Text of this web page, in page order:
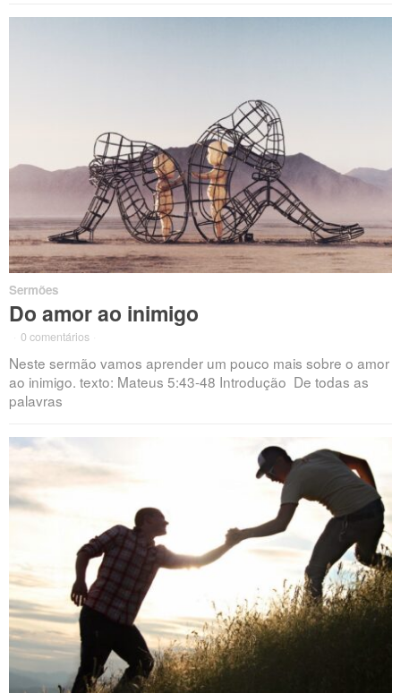
Sermões
Do amor ao inimigo
0 comentários
Neste sermão vamos aprender um pouco mais sobre o amor
ao inimigo. texto: Mateus 5:43-48 Introdução De todas as
palavras